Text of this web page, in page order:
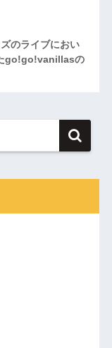
のライブにおい
go!go!vanillasの